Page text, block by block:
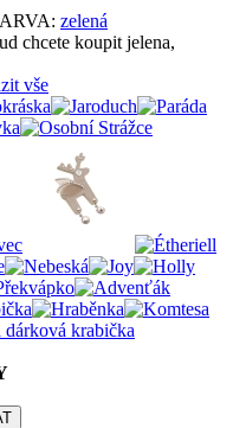
zelená
chcete koupit jelena,
vše